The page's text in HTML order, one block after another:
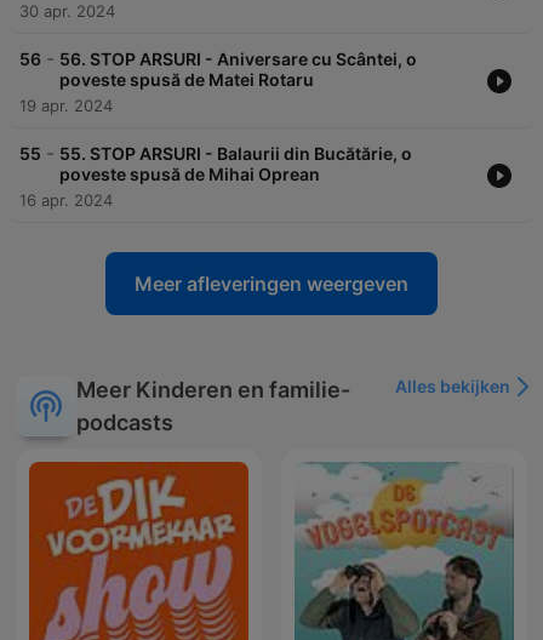
30 apr. 2024
56 - 56. STOP ARSURI - Aniversare cu Scântei, o
poveste spusă de Matei Rotaru
19 apr. 2024
55 - 55. STOP ARSURI - Balaurii din Bucătărie, o
poveste spusă de Mihai Oprean
16 apr. 2024
Meer afleveringen weergeven
Meer Kinderen en familie-
podcasts
Alles bekijken